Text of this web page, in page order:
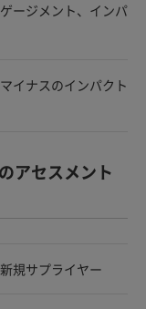
ージメント、インパ
イナスのインパクト
アセスメント
規サプライヤー